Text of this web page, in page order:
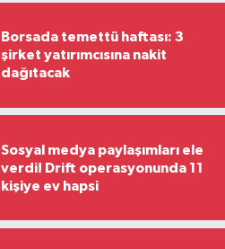
Borsada temettü haftası: 3
şirket yatırımcısına nakit
dağıtacak
Sosyal medya paylaşımları ele
verdi! Drift operasyonunda 11
kişiye ev hapsi